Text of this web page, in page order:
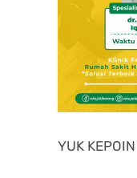
YUK